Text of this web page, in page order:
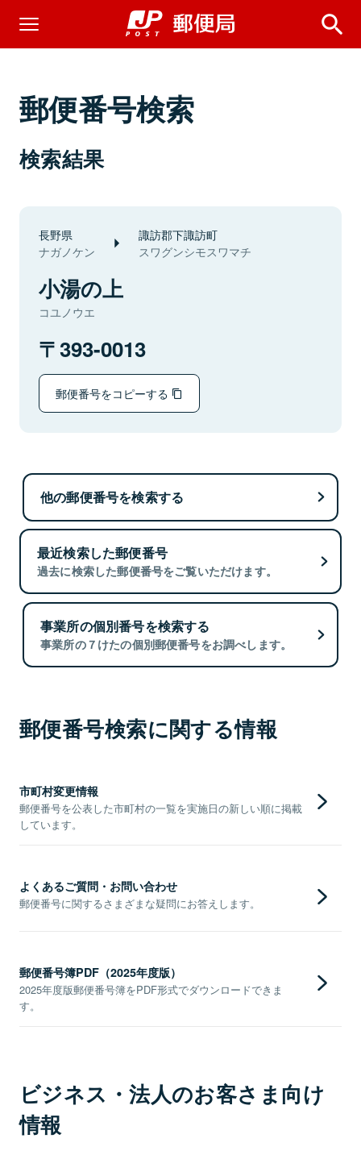
郵便番号検索
検索結果
長野県
ナガノケン
諏訪郡下諏訪町
スワグンシモスワマチ
小湯の上
コユノウエ
393-0013
郵便番号をコピーする
他の郵便番号を検索する
最近検索した郵便番号
過去に検索した郵便番号をご覧いただけます。
事業所の個別番号を検索する
事業所の７けたの個別郵便番号をお調べします。
郵便番号検索に関する情報
市町村変更情報
郵便番号を公表した市町村の一覧を実施日の新しい順に掲載
しています。
よくあるご質問・お問い合わせ
郵便番号に関するさまざまな疑問にお答えします。
郵便番号簿PDF（2025年度版）
2025年度版郵便番号簿をPDF形式でダウンロードできま
す。
ビジネス・法人のお客さま向け
情報